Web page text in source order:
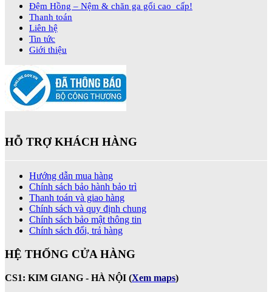
Đệm Hồng – Nệm & chăn ga gối cao cấp!
Thanh toán
Liên hệ
Tin tức
Giới thiệu
HỖ TRỢ KHÁCH HÀNG
Hướng dẫn mua hàng
Chính sách bảo hành bảo trì
Thanh toán và giao hàng
Chính sách và quy định chung
Chính sách bảo mật thông tin
Chính sách đổi, trả hàng
HỆ THỐNG CỬA HÀNG
CS1: KIM GIANG - HÀ NỘI (Xem maps)